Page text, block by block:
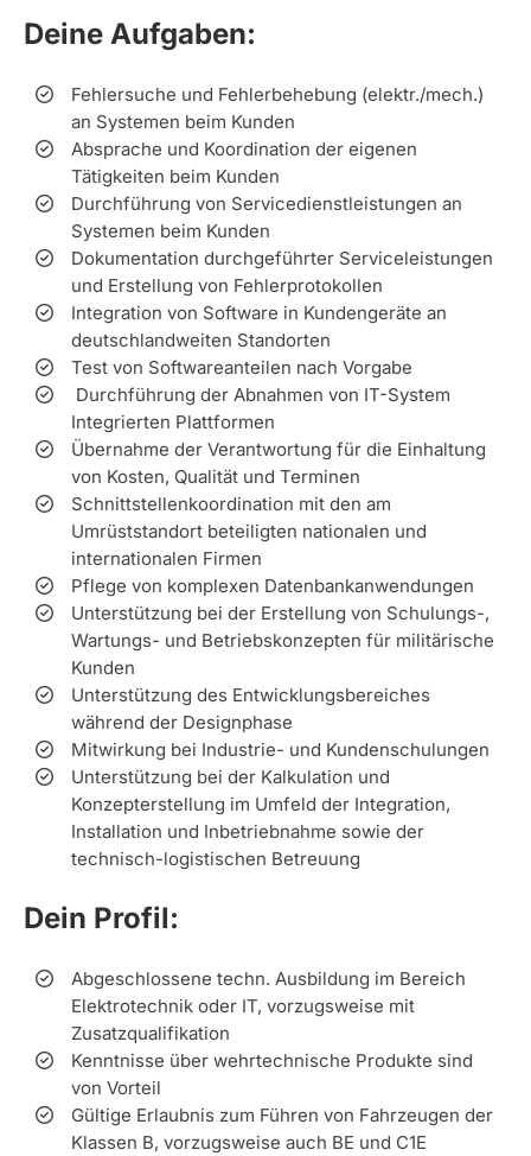
Deine Aufgaben:
Fehlersuche und Fehlerbehebung (elektr./mech.)
an Systemen beim Kunden
Absprache und Koordination der eigenen
Tätigkeiten beim Kunden
Durchführung von Servicedienstleistungen an
Systemen beim Kunden
Dokumentation durchgeführter Serviceleistungen
und Erstellung von Fehlerprotokollen
Integration von Software in Kundengeräte an
deutschlandweiten Standorten
Test von Softwareanteilen nach Vorgabe
Durchführung der Abnahmen von IT-System
Integrierten Plattformen
Übernahme der Verantwortung für die Einhaltung
von Kosten, Qualität und Terminen
Schnittstellenkoordination mit den am
Umrüststandort beteiligten nationalen und
internationalen Firmen
Pflege von komplexen Datenbankanwendungen
Unterstützung bei der Erstellung von Schulungs-,
Wartungs- und Betriebskonzepten für militärische
Kunden
Unterstützung des Entwicklungsbereiches
während der Designphase
Mitwirkung bei Industrie- und Kundenschulungen
Unterstützung bei der Kalkulation und
Konzepterstellung im Umfeld der Integration,
Installation und Inbetriebnahme sowie der
technisch-logistischen Betreuung
Dein Profil:
Abgeschlossene techn. Ausbildung im Bereich
Elektrotechnik oder IT, vorzugsweise mit
Zusatzqualifikation
Kenntnisse über wehrtechnische Produkte sind
von Vorteil
Gültige Erlaubnis zum Führen von Fahrzeugen der
Klassen B, vorzugsweise auch BE und C1E